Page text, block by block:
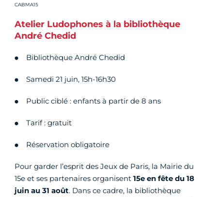
Crédit photo :
CABMA15
Atelier Ludophones à la bibliothèque
André Chedid
Bibliothèque André Chedid
Samedi 21 juin, 15h-16h30
Public ciblé : enfants à partir de 8 ans
Tarif : gratuit
Réservation obligatoire
Pour garder l’esprit des Jeux de Paris, la Mairie du
15e et ses partenaires organisent 15e en fête du 18
juin au 31 août. Dans ce cadre, la bibliothèque